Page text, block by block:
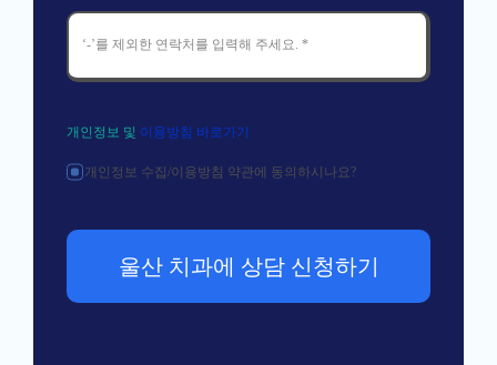
드림연합치과 오시는 길 안내
울산 치과에 상담 신청하기